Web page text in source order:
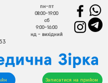
Записатися на прийом
пн-пт
08:00-19:00
сб
9:00-16:00
нд - вихідний